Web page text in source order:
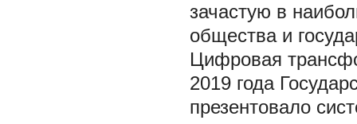
зачастую в
общества и
Цифровая
2019 года
презентовало